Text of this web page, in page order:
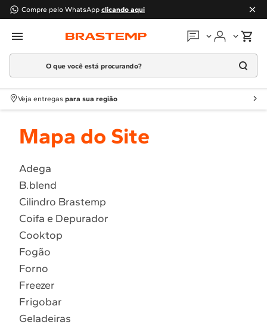
Compre pelo WhatsApp clicando aqui
Em que podemos
Atendimento Brastemp
O que você está procurando?
Termos mais buscados
1º Geladeira
2
Fogao
4 º Lava Louça
5 º Cooktop
6º Microondas Brastemp
7º Forno
8º Embutir
9º Lava Seca
Veja entregas para sua região
Mapa do Site
Adega
B.blend
Cilindro Brastemp
Coifa e Depurador
Cooktop
Fogão
Forno
Freezer
Frigobar
Geladeiras